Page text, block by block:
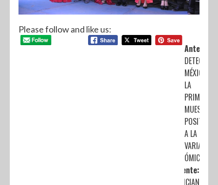
Please follow and like us:
Anterior:
DETECTA
MÉXICO
LA
PRIMERA
MUESTRA
POSITIVA
A LA
VARIANTE
ÓMICRON
Siguiente:
ANUNCIAN